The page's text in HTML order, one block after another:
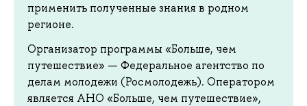
применить полученные знания в родном
регионе.
Организатор программы «Больше, чем
путешествие» — Федеральное агентство по
делам молодежи (Росмолодежь). Оператором
является АНО «Больше, чем путешествие»,